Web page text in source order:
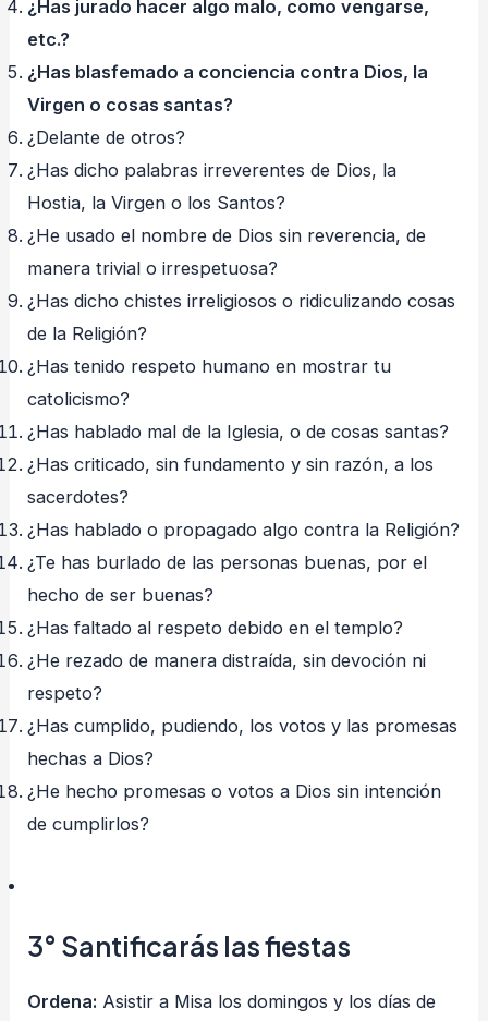
¿Has jurado hacer algo malo, como vengarse,
etc.?
¿Has blasfemado a conciencia contra Dios, la
Virgen o cosas santas?
¿Delante de otros?
¿Has dicho palabras irreverentes de Dios, la
Hostia, la Virgen o los Santos?
¿He usado el nombre de Dios sin reverencia, de
manera trivial o irrespetuosa?
¿Has dicho chistes irreligiosos o ridiculizando cosas
de la Religión?
¿Has tenido respeto humano en mostrar tu
catolicismo?
¿Has hablado mal de la Iglesia, o de cosas santas?
¿Has criticado, sin fundamento y sin razón, a los
sacerdotes?
¿Has hablado o propagado algo contra la Religión?
¿Te has burlado de las personas buenas, por el
hecho de ser buenas?
¿Has faltado al respeto debido en el templo?
¿He rezado de manera distraída, sin devoción ni
respeto?
¿Has cumplido, pudiendo, los votos y las promesas
hechas a Dios?
¿He hecho promesas o votos a Dios sin intención
de cumplirlos?
3° Santificarás las fiestas
Ordena: Asistir a Misa los domingos y los días de